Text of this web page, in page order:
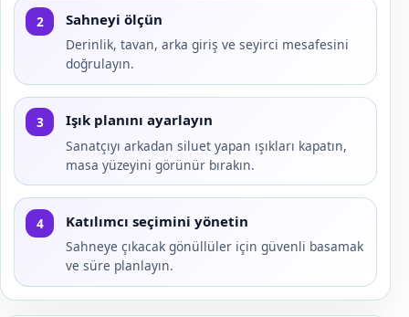
2 Sahneyi ölçün
Derinlik, tavan, arka giriş ve seyirci mesafesini
doğrulayın.
3 Işık planını ayarlayın
Sanatçıyı arkadan siluet yapan ışıkları kapatın,
masa yüzeyini görünür bırakın.
4 Katılımcı seçimini yönetin
Sahneye çıkacak gönüllüler için güvenli basamak
ve süre planlayın.